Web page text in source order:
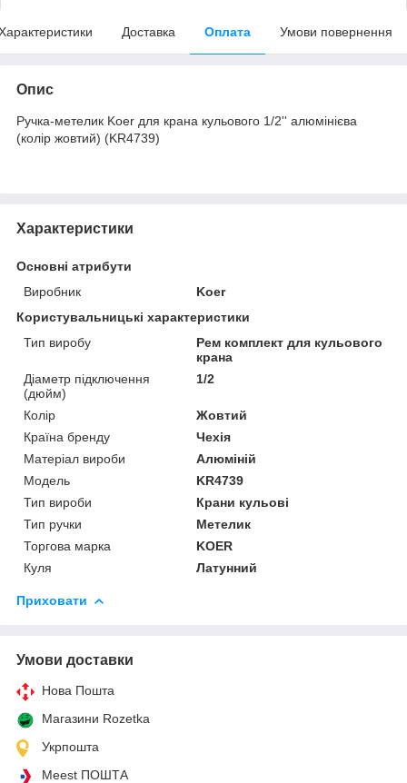
Доставка Оплата Умови повернення
Опис
Ручка-метелик Koer для крана кульового 1/2'' алюмінієва
(колір жовтий) (KR4739)
Характеристики
Основні атрибути
Виробник
Koer
Користувальницькі характеристики
Тип виробу
Рем комплект для кульового
крана
Діаметр підключення
(дюйм)
1/2
Колір
Жовтий
Країна бренду
Чехія
Матеріал вироби
Алюміній
Мoдель
KR4739
Тип вироби
Крани кульові
Тип ручки
Метелик
Торгова марка
KOER
Куля
Латунний
Приховати
Умови доставки
Нова Пошта
Магазини Rozetka
Укрпошта
Meest ПОШТА